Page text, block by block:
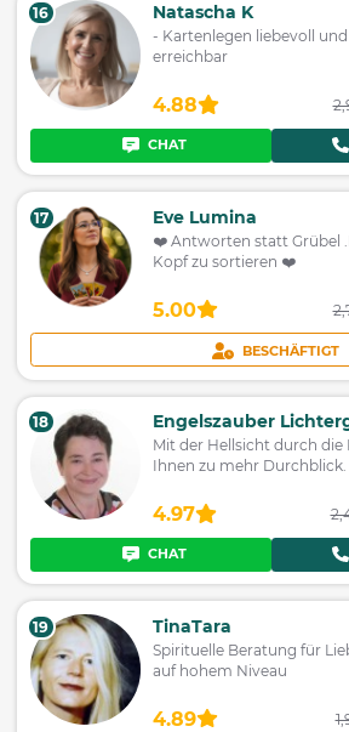
16 Natascha K
- Kartenlegen liebevoll und
erreichbar
4.88
CHAT
17 Eve Lumina
❤️ Antworten statt Grübel
Kopf zu sortieren ❤️
5.00
BESCHÄFTIGT
18 Engelszauber
Mit der Hellsicht durch die
Ihnen zu mehr Durchblick.
4.97
CHAT
19 TinaTara
Spirituelle Beratung für
auf hohem Niveau
4.89